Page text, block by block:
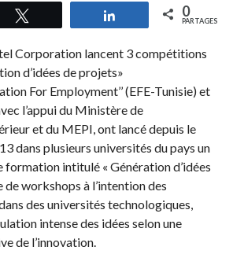
Partagez 0
PARTAGES
For Employment’’ (EFE-Tunisie) et
l’appui du Ministère de
et du MEPI, ont lancé depuis le
dans plusieurs universités du pays un
formation intitulé « Génération d’idées
de workshops à l’intention des
des universités technologiques,
intense des idées selon une
de l’innovation.